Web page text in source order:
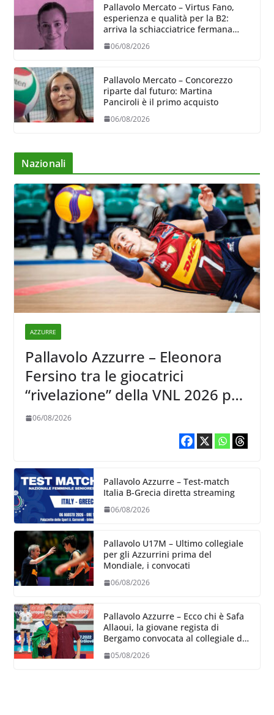
Pallavolo Mercato – Virtus Fano,
esperienza e qualità per la B2:
arriva la schiacciatrice fermana
06/08/2026
Pallavolo Mercato – Concorezzo
riparte dal futuro: Martina
Panciroli è il primo acquisto
06/08/2026
Nazionali
AZZURRE
Pallavolo Azzurre – Eleonora
Fersino tra le giocatrici
“rivelazione” della VNL 2026 per
Volleyball World
06/08/2026
Pallavolo Azzurre – Test-match
Italia B-Grecia diretta streaming
06/08/2026
Pallavolo U17M – Ultimo collegiale
per gli Azzurrini prima del
Mondiale, i convocati
06/08/2026
Pallavolo Azzurre – Ecco chi è Safa
Allaoui, la giovane regista di
Bergamo convocata al collegiale di
05/08/2026